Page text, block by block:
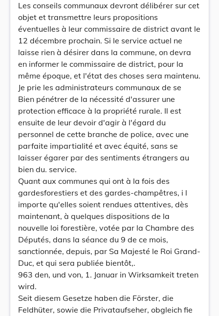
Les conseils communaux devront délibérer sur cet
objet et transmettre leurs propositions
éventuelles à leur commissaire de district avant le
12 décembre prochain. Si le service actuel ne
laisse rien à désirer dans la commune, on devra
en informer le commissaire de district, pour la
même époque, et l'état des choses sera maintenu.
Je prie les administrateurs communaux de se
Bien pénétrer de la nécessité d'assurer une
protection efficace à la propriété rurale. Il est
ensuite de leur devoir d'agir à l'égard du
personnel de cette branche de police, avec une
parfaite impartialité et avec équité, sans se
laisser égarer par des sentiments étrangers au
bien du. service.
Quant aux communes qui ont à la fois des
gardesforestiers et des gardes-champêtres, i l
importe qu'elles soient rendues attentives, dès
maintenant, à quelques dispositions de la
nouvelle loi forestière, votée par la Chambre des
Députés, dans la séance du 9 de ce mois,
sanctionnée, depuis, par Sa Majesté le Roi Grand-
Duc, et qui sera publiée bientôt,.
963 den, und von, 1. Januar in Wirksamkeit treten
wird.
Seit diesem Gesetze haben die Förster, die
Feldhüter, sowie die Privataufseher, obgleich fie